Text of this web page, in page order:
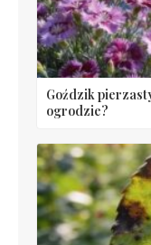
Goździk
ogrodzie?